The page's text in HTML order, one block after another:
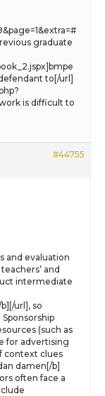
graduate
to[/url]
is difficult to
#44755
and evaluation
and
intermediate
url], so
(such as
for advertising
context clues
damen[/b]
often face a